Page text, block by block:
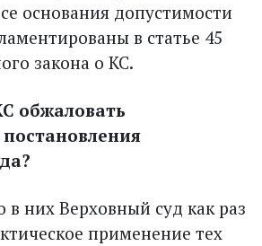
основания допустимости
в статье 45
закона о КС.
обжаловать
в них Верховный суд как раз
применение тех